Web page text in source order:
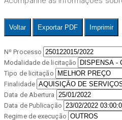
Voltar Exportar PDF Imprimir
Nº Processo
Modalidade de licitação
Tipo de licitação
Finalidade
Data de Abertura
Data de Publicação
Regime de execução